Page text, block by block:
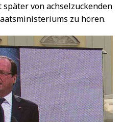
später von achselzuckenden
zu hören.